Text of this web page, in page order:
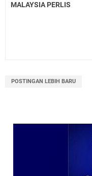
MALAYSIA PERLIS
POSTINGAN LEBIH BARU